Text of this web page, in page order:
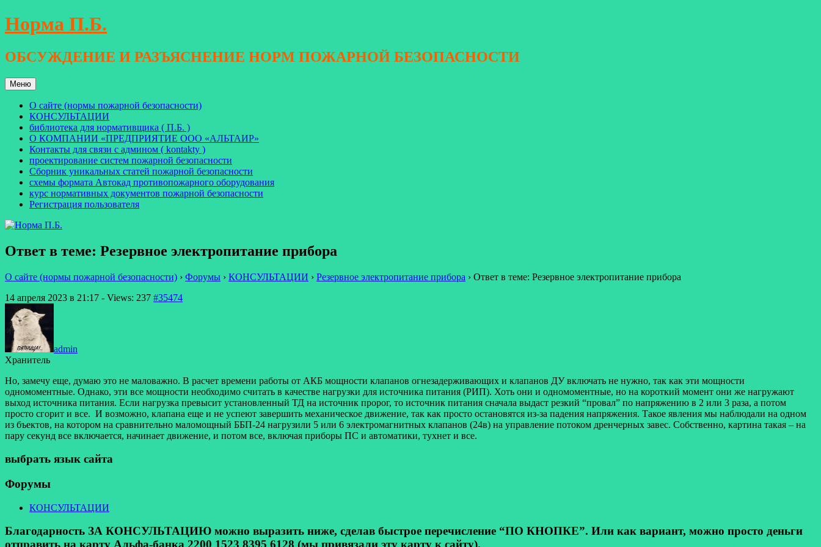
Перейти
к
Норма П.Б.
ОБСУЖДЕНИЕ И РАЗЪЯСНЕНИЕ НОРМ ПОЖАРНОЙ БЕЗОПАСНОСТИ
Меню
О сайте (нормы пожарной безопасности)
КОНСУЛЬТАЦИИ
библиотека для нормативщика ( П.Б. )
О КОМПАНИИ «ПРЕДПРИЯТИЕ ООО «АЛЬТАИР»
Контакты для связи с админом ( kontakty )
проектирование систем пожарной безопасности
Сборник уникальных статей пожарной безопасности
схемы формата Автокад противопожарного оборудования
курс нормативных документов пожарной безопасности
Регистрация пользователя
Ответ в теме: Резервное электропитание прибора
О сайте (нормы пожарной безопасности) › Форумы › КОНСУЛЬТАЦИИ › Резервное электропитание прибора › Ответ в теме: Резервное электропитание прибора
14 апреля 2023 в 21:17 - Views: 237 #35474
admin
Хранитель
Но, замечу еще, думаю это не маловажно. В расчет времени работы от АКБ мощности клапанов огнезадерживающих и клапанов ДУ включать не нужно, так как эти мощности
одномоментные. Однако, эти все мощности необходимо считать в качестве нагрузки для источника питания (РИП). Хоть они и одномоментные, но на короткий момент они же нагружают
выход источника питания. Если нагрузка превысит установленный ТД на источник пророг, то источник питания сначала выдаст резкий “провал” по напряжению в 2 или 3 раза, а потом
просто сгорит и все. И возможно, клапана еще и не успеют завершить механическое движение, так как просто остановятся из-за падения напряжения. Такое явления мы наблюдали на одном
из бъектов, на котором на сравнительно маломощный ББП-24 нагрузили 5 или 6 электромагнитных клапанов (24в) на управление потоком дренчерных завес. Собственно, картина такая – на
пару секунд все включается, начинает движение, и потом все, включая приборы ПС и автоматики, тухнет и все.
выбрать язык сайта
Форумы
КОНСУЛЬТАЦИИ
Благодарность ЗА КОНСУЛЬТАЦИЮ можно выразить ниже, сделав быстрое перечисление “ПО КНОПКЕ”. Или как вариант, можно просто деньги